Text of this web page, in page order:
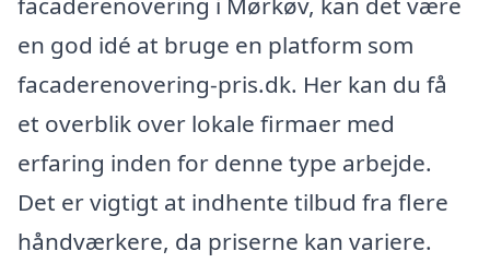
en god idé at bruge en platform som
facaderenovering-pris.dk. Her kan du få
et overblik over lokale firmaer med
erfaring inden for denne type arbejde.
Det er vigtigt at indhente tilbud fra flere
håndværkere, da priserne kan variere.